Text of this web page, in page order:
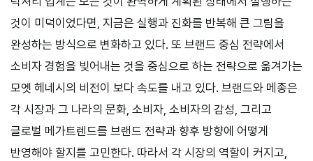
것이 미덕이었다면, 지금은 실행과 진화를 반복해 큰 그림을
완성하는 방식으로 변화하고 있다. 또 브랜드 중심 전략에서
소비자 경험을 빚어내는 것을 중심으로 하는 전략으로 옮겨가는
모엣 헤네시의 비전이 보다 속도를 내고 있다. 브랜드와 메종은
각 시장과 그 나라의 문화, 소비자, 소비자의 감성, 그리고
글로벌 메가트렌드를 브랜드 전략과 향후 방향에 어떻게
반영해야 할지를 고민한다. 따라서 각 시장의 역할이 커지고,